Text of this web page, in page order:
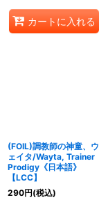
カートに入れる
(FOIL)調教師の神童、ウ
ェイタ/Wayta, Trainer
Prodigy《日本語》
【LCC】
290円(税込)